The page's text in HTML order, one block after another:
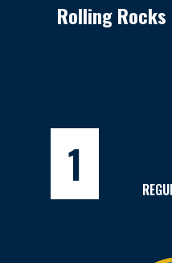
Rolling Rocks
1